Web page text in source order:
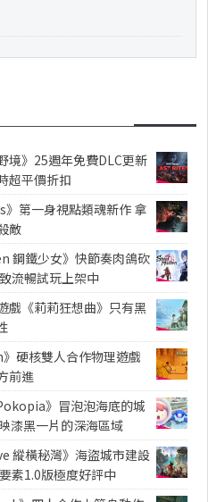
境》25週年免費DLC更新
超平價折扣
》第一身視點類魂新作 拿
敵
鋼鐵少女》快節奏肉鴿砍
流暢試玩上架中
戲《莉莉狂想曲》只有黑
硬核雙人合作物理遊戲
前進
》冒泡泡海底的城
漆黑一片的深海區域
縱橫秘灣》海盜城市建設
素1.0版極度好評中